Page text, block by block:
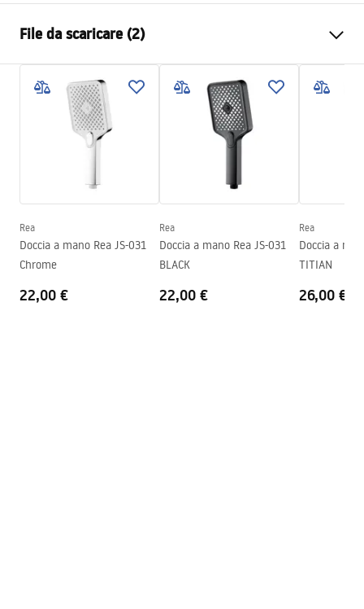
Materiale
Metodo di installazione
A vite
Larghezza
23
mm
mm
File da scaricare (2)
Pielęgnacja
Pielęgnacja.pdf
Warranty_Terms_and_Conditions_Accessories_-_24.pdf
Rea
Doccia a mano Rea JS-031
Chrome
22,00 €
Rea
Doccia a mano Rea JS-031
BLACK
22,00 €
Rea
Doccia a
TITIAN
26,00 €